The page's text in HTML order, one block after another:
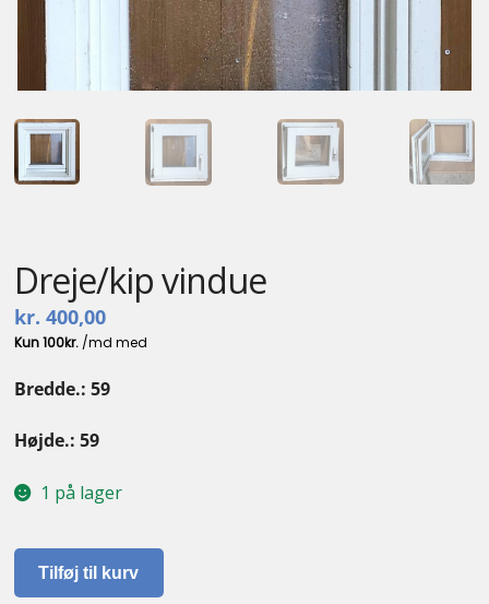
Kontakt
Dreje/kip vindue
kr. 400,00
Bredde.: 59
Højde.: 59
1 på lager
Dreje/kip
vindue
Tilføj til kurv